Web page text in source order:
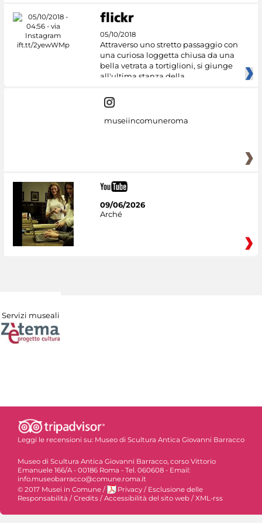
05/10/2018
Attraverso uno stretto passaggio con
una curiosa loggetta chiusa da una
bella vetrata a tortiglioni, si giunge
all'ultima stanza della
museiincomuneroma
09/06/2026
Arché
Servizi museali
Leggi le recensioni su: Museo di Scultura Antica Giovanni Barracco
Museo di Scultura Antica Giovanni Barracco, corso Vittorio
Emanuele 166/A - 00186 Roma - Tel. 060608 - Email:
info.museobarracco@comune.roma.it
© 2017 Musei in Comune / Privacy / Esclusione delle
Responsabilità /Credits /Accessibilità del sito web /XML-rss